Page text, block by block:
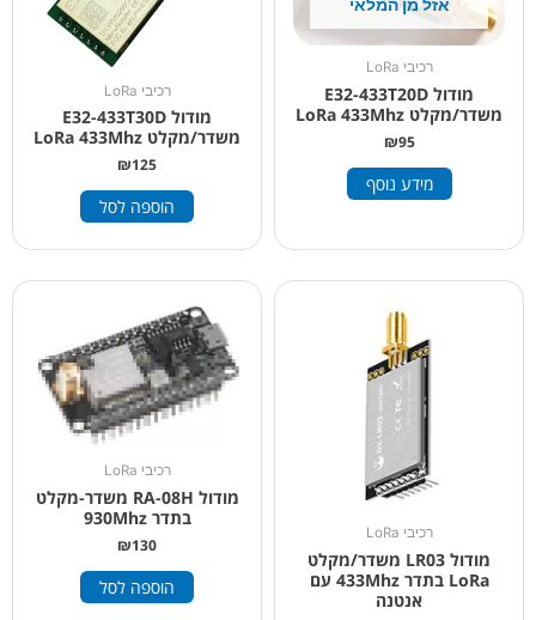
אזל מן המלאי
רכיבי LoRa
מודול E32-433T20D
משדר/מקלט LoRa 433Mhz
₪95
מידע נוסף
רכיבי LoRa
מודול E32-433T30D
משדר/מקלט LoRa 433Mhz
₪125
הוספה לסל
רכיבי LoRa
מודול LR03 משדר/מקלט
LoRa בתדר 433Mhz עם
אנטנה
רכיבי LoRa
מודול RA-08H משדר-מקלט
בתדר 930Mhz
₪130
הוספה לסל